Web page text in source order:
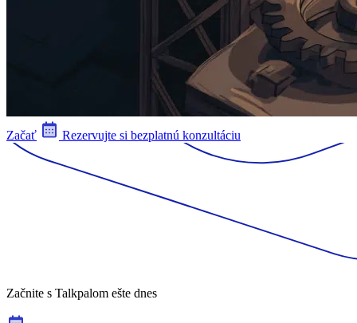
Začať Rezervujte si bezplatnú konzultáciu
Začnite s Talkpalom ešte dnes